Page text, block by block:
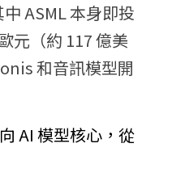
ASML 本身即投
元（約 117 億美
和音訊模型開
AI 模型核心，從